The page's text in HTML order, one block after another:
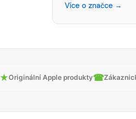
Více o značce →
★Originální Apple produkty☎